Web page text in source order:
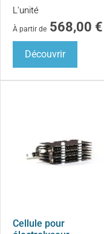
L'unité
À partir de 568,00 €
Découvrir
Cellule pour